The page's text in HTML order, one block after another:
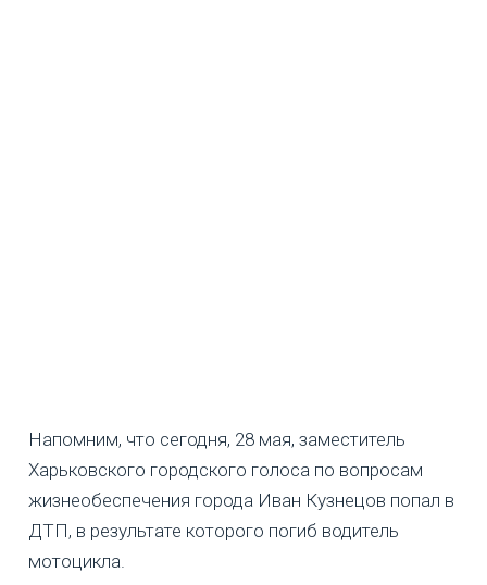
Напомним, что сегодня, 28 мая, заместитель
Харьковского городского голоса по вопросам
жизнеобеспечения города Иван Кузнецов попал в
ДТП, в результате которого погиб водитель
мотоцикла.